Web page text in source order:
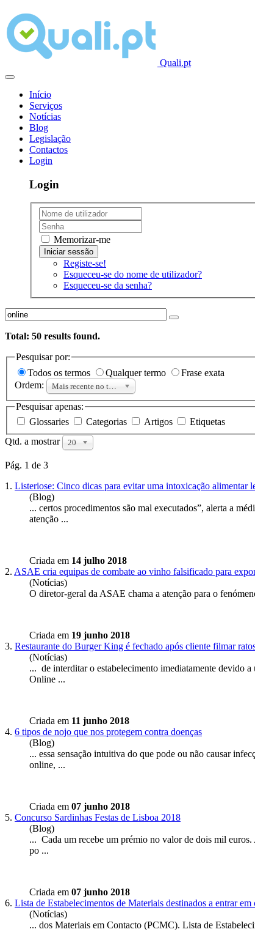
Quali.pt
Início
Serviços
Notícias
Blog
Legislação
Contactos
Login
Login
Memorizar-me
Registe-se!
Esqueceu-se do nome de utilizador?
Esqueceu-se da senha?
Total: 50 results found.
Pesquisar por:
Todos os termos
Qualquer termo
Frase exata
Ordem:
Mais recente no topo
Pesquisar apenas:
Glossaries
Categorias Artigos
Etiquetas
Qtd. a mostrar
20
Pág. 1 de 3
1. Listeriose: Cinco dicas para evitar uma intoxicação alimentar
(Blog)
... certos procedimentos são mal executados”, alerta a
atenção ...
Criada em 14 julho 2018
2. ASAE cria equipas de combate ao vinho falsificado para
(Notícias)
O diretor-geral da ASAE chama a atenção para o
Criada em 19 junho 2018
3. Restaurante do Burger King é fechado após cliente filmar
(Notícias)
... de interditar o estabelecimento imediatamente devido
Online ...
Criada em 11 junho 2018
4. 6 tipos de nojo que nos protegem contra doenças
(Blog)
... essa sensação intuitiva do que pode ou não causar
online, ...
Criada em 07 junho 2018
5. Concurso Sardinhas Festas de Lisboa 2018
(Blog)
... Cada um recebe um prémio no valor de dois mil
po ...
Criada em 07 junho 2018
6. Lista de Estabelecimentos de Materiais destinados a entrar
(Notícias)
... dos Materiais em Contacto (PCMC). Lista de